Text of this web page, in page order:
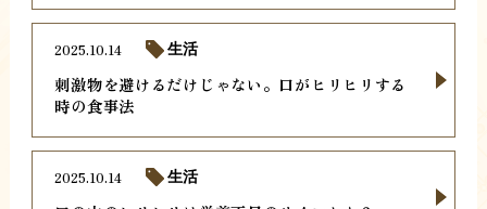
刺激物を避けるだけじゃない。口がヒリヒリする
時の食事法
2025.10.14 生活
2025.10.14 生活